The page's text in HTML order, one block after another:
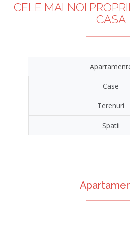
CELE MAI NOI
CASA
Case
Terenuri
Spatii